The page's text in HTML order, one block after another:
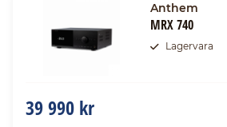
Anthem
MRX 740
Lagervara
39 990 kr